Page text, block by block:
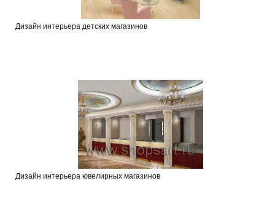
Дизайн интерьера детских магазинов
Дизайн интерьера ювелирных магазинов